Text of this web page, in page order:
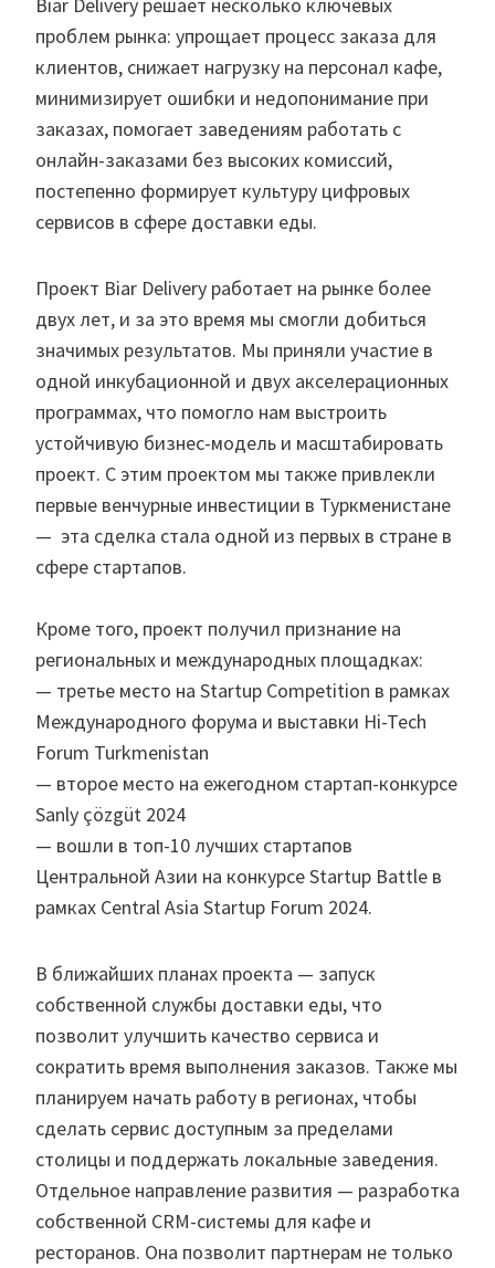
проблем рынка: упрощает процесс заказа для
клиентов, снижает нагрузку на персонал кафе,
минимизирует ошибки и недопонимание при
заказах, помогает заведениям работать с
онлайн-заказами без высоких комиссий,
постепенно формирует культуру цифровых
сервисов в сфере доставки еды.
Проект Biar Delivery работает на рынке более
двух лет, и за это время мы смогли добиться
значимых результатов. Мы приняли участие в
одной инкубационной и двух акселерационных
программах, что помогло нам выстроить
устойчивую бизнес-модель и масштабировать
проект. С этим проектом мы также привлекли
первые венчурные инвестиции в Туркменистане
— эта сделка стала одной из первых в стране в
сфере стартапов.
Кроме того, проект получил признание на
региональных и международных площадках:
— третье место на Startup Competition в рамках
Международного форума и выставки Hi-Tech
Forum Turkmenistan
— второе место на ежегодном стартап-конкурсе
Sanly çözgüt 2024
— вошли в топ-10 лучших стартапов
Центральной Азии на конкурсе Startup Battle в
рамках Central Asia Startup Forum 2024.
В ближайших планах проекта — запуск
собственной службы доставки еды, что
позволит улучшить качество сервиса и
сократить время выполнения заказов. Также мы
планируем начать работу в регионах, чтобы
сделать сервис доступным за пределами
столицы и поддержать локальные заведения.
Отдельное направление развития — разработка
собственной CRM-системы для кафе и
ресторанов. Она позволит партнерам не только